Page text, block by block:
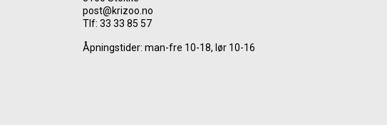
post@krizoo.no
Tlf:33 33 85 57
Åpningstider: man-fre 10-18, lør 10-16